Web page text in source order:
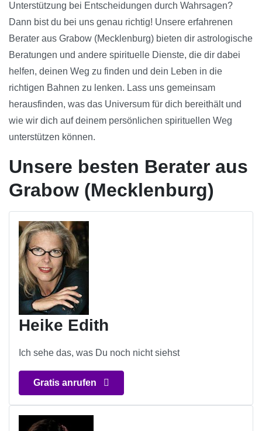
Unterstützung bei Entscheidungen durch Wahrsagen?
Dann bist du bei uns genau richtig! Unsere erfahrenen
Berater aus Grabow (Mecklenburg) bieten dir astrologische
Beratungen und andere spirituelle Dienste, die dir dabei
helfen, deinen Weg zu finden und dein Leben in die
richtigen Bahnen zu lenken. Lass uns gemeinsam
herausfinden, was das Universum für dich bereithält und
wie wir dich auf deinem persönlichen spirituellen Weg
unterstützen können.
Unsere besten Berater aus
Grabow (Mecklenburg)
Heike Edith
Ich sehe das, was Du noch nicht siehst
Gratis anrufen